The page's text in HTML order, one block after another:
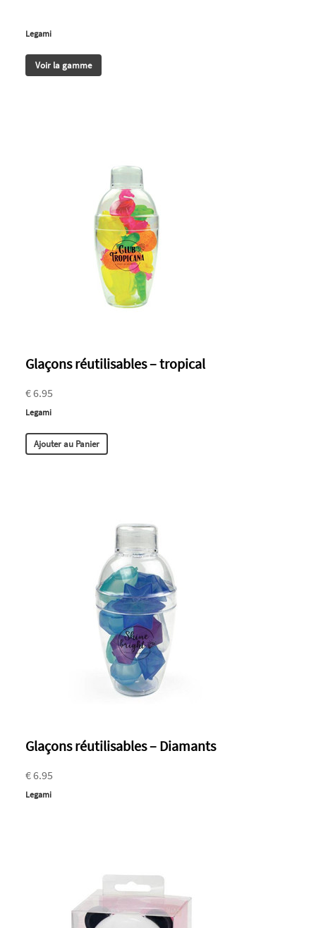
Legami
Voir la gamme
Glaçons réutilisables – tropical
€ 6.95
Legami
Ajouter au Panier
Glaçons réutilisables – Diamants
€ 6.95
Legami